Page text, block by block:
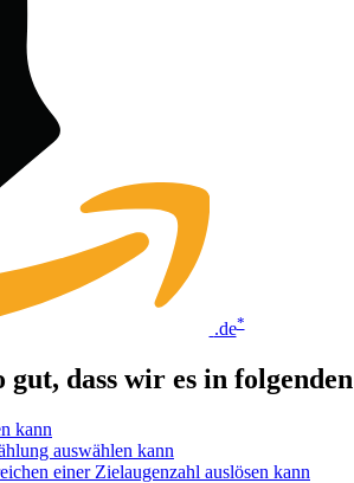
.de*
dass wir es in
kann
auswählen kann
einer Zielaugenzahl auslösen kann